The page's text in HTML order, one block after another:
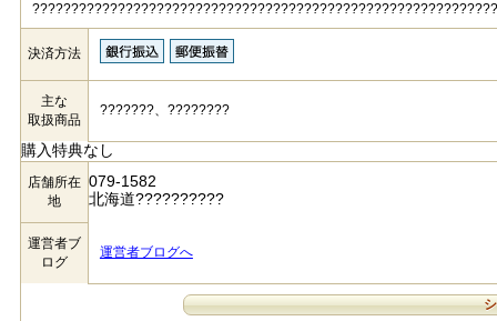
決済方法
主な
取扱商品
???????、????????
購入特典なし
店舗所在
地
079-1582
北海道??????????
運営者ブ
ログ
運営者ブログへ